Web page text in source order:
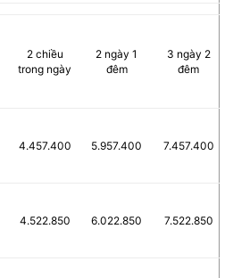
2 chiều
trong ngày
2 ngày 1
đêm
3 ngày 2
đêm
4.457.400 5.957.400 7.457.400
4.522.850 6.022.850 7.522.850